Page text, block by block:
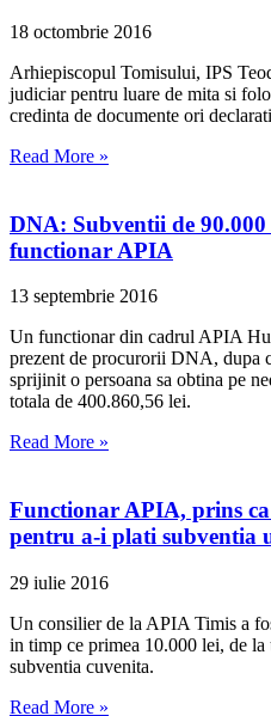
18 octombrie 2016
Arhiepiscopul Tomisului, IPS
judiciar pentru luare de mita si
credinta de documente ori
Read More »
DNA: Subventii de
functionar APIA
13 septembrie 2016
Un functionar din cadrul APIA
prezent de procurorii DNA, dupa
sprijinit o persoana sa obtina pe
totala de 400.860,56 lei.
Read More »
Functionar APIA, prins
pentru a-i plati subventia
29 iulie 2016
Un consilier de la APIA Timis a
in timp ce primea 10.000 lei, de la
subventia cuvenita.
Read More »